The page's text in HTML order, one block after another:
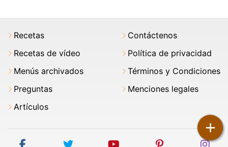
+
Recetas
Recetas de vídeo
Menús archivados
Preguntas
Artículos
Contáctenos
Política de privacidad
Términos y Condiciones
Menciones legales
facebook twitter youtube pinterest